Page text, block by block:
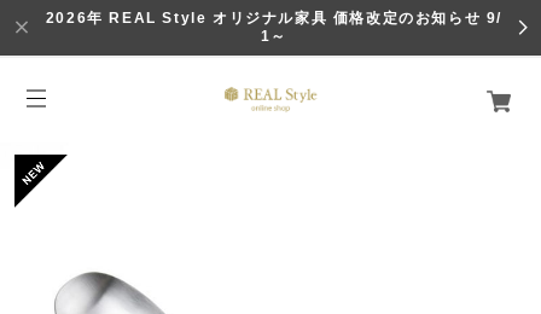
2026年 REAL Style オリジナル家具 価格改定のお知らせ 9/
1～